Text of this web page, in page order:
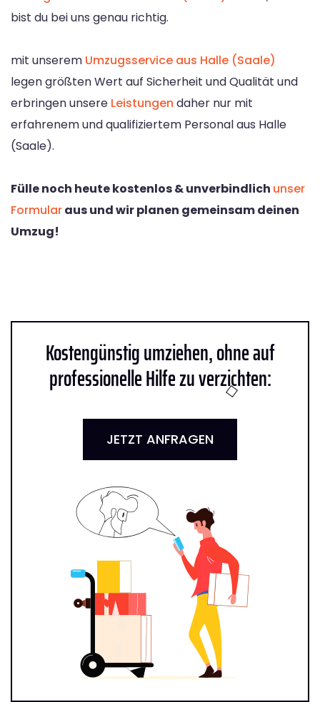
bist du bei uns genau richtig.
mit unserem Umzugsservice aus Halle (Saale)
legen größten Wert auf Sicherheit und Qualität und
erbringen unsere Leistungen daher nur mit
erfahrenem und qualifiziertem Personal aus Halle
(Saale).
Fülle noch heute kostenlos & unverbindlich unser
Formularaus und wir planen gemeinsam deinen
Umzug!
Kostengünstig umziehen, ohne auf
professionelle Hilfe zu verzichten:
JETZT ANFRAGEN